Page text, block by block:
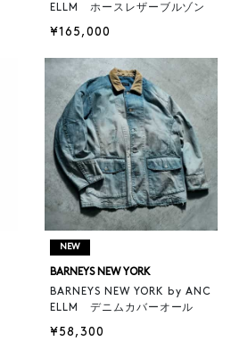
ELLM ホースレザーブルゾン
¥165,000
NEW
BARNEYS NEW YORK
BARNEYS NEW YORK by ANC
ELLM デニムカバーオール
¥58,300